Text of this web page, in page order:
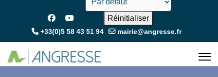
Réinitialiser
+33(0)5 58 43 51 94 mairie@angresse.fr